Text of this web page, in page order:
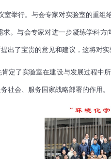
室举行。与会专家对实验室的重组
。与会专家对进一步凝练学科
出了宝贵的意见和建议，这将对
定了实验室在建设与发展过程中
社会、服务国家战略部署的作用。